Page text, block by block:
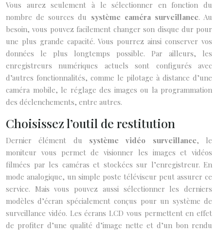
Vous aurez seulement à le sélectionner en fonction du
nombre de sources du système caméra surveillance. Au
besoin, vous pouvez facilement changer son disque dur pour
une plus grande capacité. Vous pourrez ainsi conserver vos
données le plus longtemps possible. Par ailleurs, les
enregistreurs numériques actuels sont configurés avec
d’autres fonctionnalités, comme le pilotage à distance d’une
caméra mobile, le réglage des images ou la programmation
des déclenchements, entre autres.
Choisissez l’outil de restitution
Dernier élément du système vidéo surveillance, le
moniteur vous permet de visionner les images et vidéos
filmées par les caméras et stockées sur l’enregistreur. En
mode analogique, un simple poste téléviseur peut assurer ce
service. Mais vous pouvez aussi sélectionner les derniers
modèles d’écran spécialement conçus pour un système de
surveillance vidéo. Les écrans LCD vous permettent en effet
de profiter d’une qualité d’image nette et d’un bon rendu